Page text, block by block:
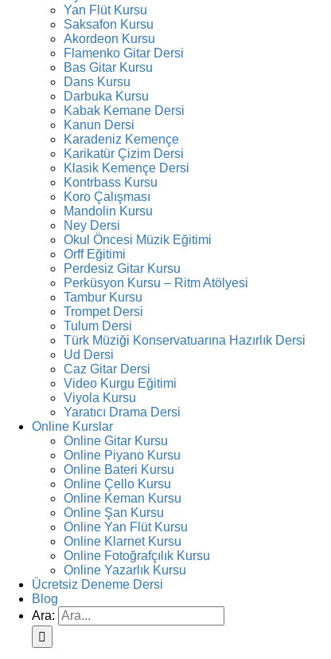
Yan Flüt Kursu
Saksafon Kursu
Akordeon Kursu
Flamenko Gitar Dersi
Bas Gitar Kursu
Dans Kursu
Darbuka Kursu
Kabak Kemane Dersi
Kanun Dersi
Karadeniz Kemençe
Karikatür Çizim Dersi
Klasik Kemençe Dersi
Kontrbass Kursu
Koro Çalışması
Mandolin Kursu
Ney Dersi
Okul Öncesi Müzik Eğitimi
Orff Eğitimi
Perdesiz Gitar Kursu
Perküsyon Kursu – Ritm Atölyesi
Tambur Kursu
Trompet Dersi
Tulum Dersi
Türk Müziği Konservatuarına Hazırlık Dersi
Ud Dersi
Caz Gitar Dersi
Video Kurgu Eğitimi
Viyola Kursu
Yaratıcı Drama Dersi
Online Kurslar
Online Gitar Kursu
Online Piyano Kursu
Online Bateri Kursu
Online Çello Kursu
Online Keman Kursu
Online Şan Kursu
Online Yan Flüt Kursu
Online Klarnet Kursu
Online Fotoğrafçılık Kursu
Online Yazarlık Kursu
Ücretsiz Deneme Dersi
Blog
Ara: